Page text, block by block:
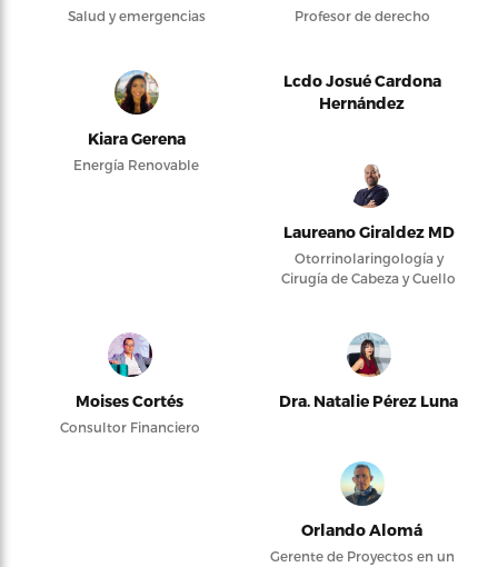
Salud y emergencias Profesor de derecho
Kiara Gerena
Energía Renovable
Lcdo Josué Cardona
Hernández
Laureano Giraldez MD
Otorrinolaringología y
Cirugía de Cabeza y Cuello
Moises Cortés
Consultor Financiero
Dra. Natalie Pérez Luna
Orlando Alomá
Gerente de Proyectos en un